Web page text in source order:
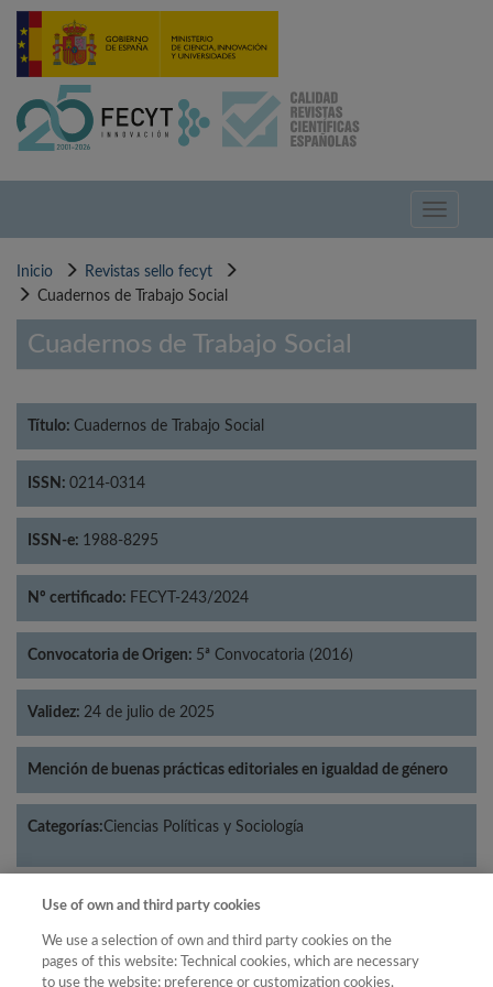
Pasar
contenido
Toggle
Inicio
Revistas sello fecyt
Cuadernos de Trabajo Social
Cuadernos de Trabajo Social
Título: Cuadernos de Trabajo Social
ISSN: 0214-0314
ISSN-e: 1988-8295
Nº certificado: FECYT-243/2024
Convocatoria de Origen: 5ª Convocatoria (2016)
Validez: 24 de julio de 2025
Mención de buenas prácticas editoriales en igualdad de género
Categorías:Ciencias Políticas y Sociología
Año
Filtrar
Use of own and third party cookies
We use a selection of own and third party cookies on the
pages of this website: Technical cookies, which are necessary
to use the website; preference or customization cookies,